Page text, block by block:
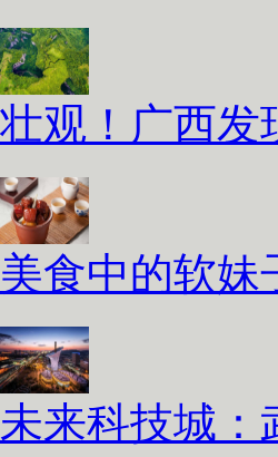
壮观！广西发
美食中的软妹
未来科技城：